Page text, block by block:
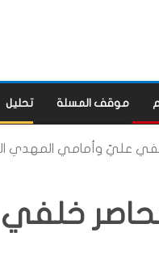
موقف المسلة تحليل
خلفي عليّ وأمامي المهدي
محاصر